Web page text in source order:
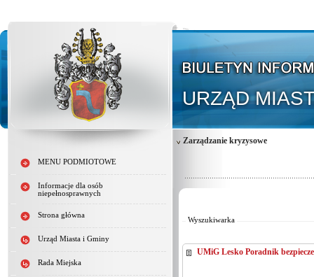
URZĄD
MENU PODMIOTOWE
Informacje dla osób
niepełnosprawnych
Strona główna
Urząd Miasta i Gminy
Rada Miejska
Zarządzanie kryzysowe
Wyszukiwarka
UMiG Lesko Poradnik